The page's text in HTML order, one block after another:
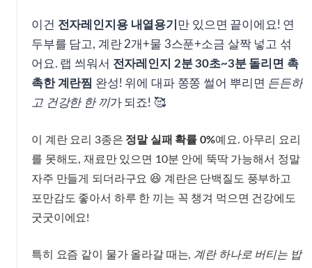
이건 전자레인지용 내열용기 만 있으면 끝이에요! 연
두부를 담고, 계란 2개+물 3스푼+소금 살짝 넣고 섞
어요. 랩 씌워서 전자레인지 2분 30초~3분 돌리면 촉
촉한 계란찜 완성! 위에 대파 쫑쫑 썰어 뿌리면 든든하
고 건강한 한 끼가 되죠! 🥰
이 계란 요리 3종은 정말 실패 확률 0%예요. 아무리 요리
를 못해도, 재료만 있으면 10분 안에 뚝딱 가능해서 정말
자주 만들게 되더라구요 😆 계란은 단백질도 풍부하고
포만감도 좋아서 하루 한 끼는 꼭 챙겨 먹으면 건강에도
굿굿이에요!
특히 요즘 같이 물가 올라갈 때는, 계란 하나로 버티는 밥